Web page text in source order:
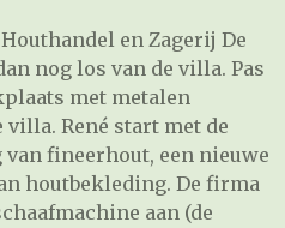
Houthandel en Zagerij De
nog los van de villa. Pas
met metalen
René start met de
fineerhout, een nieuwe
houtbekleding. De firma
aan (de